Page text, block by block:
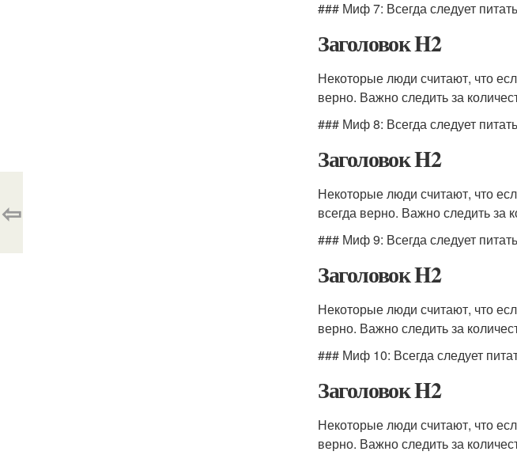
### Миф 7: Всегда следует
Заголовок H2
Некоторые люди считают, что
верно. Важно следить за
### Миф 8: Всегда следует
Заголовок H2
Некоторые люди считают, что
всегда верно. Важно следить за
### Миф 9: Всегда следует
Заголовок H2
Некоторые люди считают, что
верно. Важно следить за
### Миф 10: Всегда следует
Заголовок H2
Некоторые люди считают, что
верно. Важно следить за
⇦